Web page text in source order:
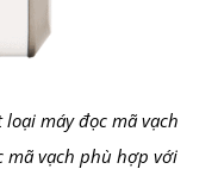
máy đọc mã vạch
mã vạch phù hợp với